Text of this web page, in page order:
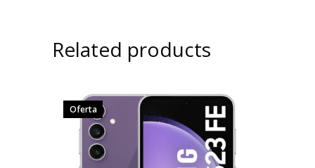
Related products
Oferta